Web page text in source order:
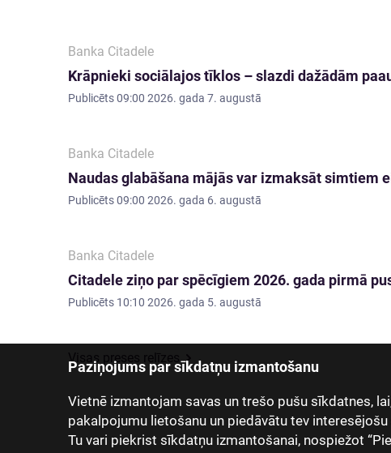
Paziņojums par sīkdatņu izmantošanu
Vietnē izmantojam savas un trešo pušu sīkdatnes,
pakalpojumu lietošanu un piedāvātu tev
Tu vari piekrist sīkdatņu izmantošanai, nospiežot
Banka Citadele
Krāpnieki sociālajos tīklos – slazdi dažādām
Publicēts09:00 2026. gada 7. augustā
Banka Citadele
Naudas glabāšana mājās var izmaksāt simtiem
Publicēts09:00 2026. gada 6. augustā
Banka Citadele
Citadele ziņo par spēcīgiem 2026. gada pirmā
Publicēts 10:10 2026. gada 5. augustā
Visas preses relīzes